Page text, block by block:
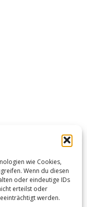
wie Cookies,
Wenn du diesen
oder eindeutige IDs
erteilst oder
werden.